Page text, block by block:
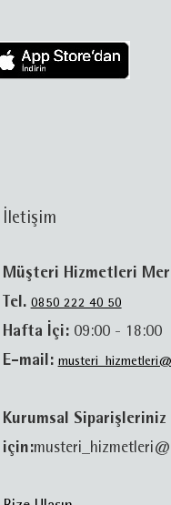
İletişim
Müşteri Hizmetleri
Tel. 0850 222 40 50
Hafta İçi: 09:00 - 18:00
E-mail:
Kurumsal Siparişleriniz
için: